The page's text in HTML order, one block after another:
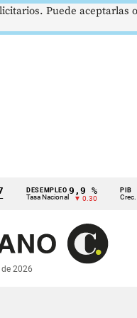
DESEMPLEO
Tasa Nacional
9,9 %
▼ 0.30 Crec. Anual
2026
Puede aceptarlas